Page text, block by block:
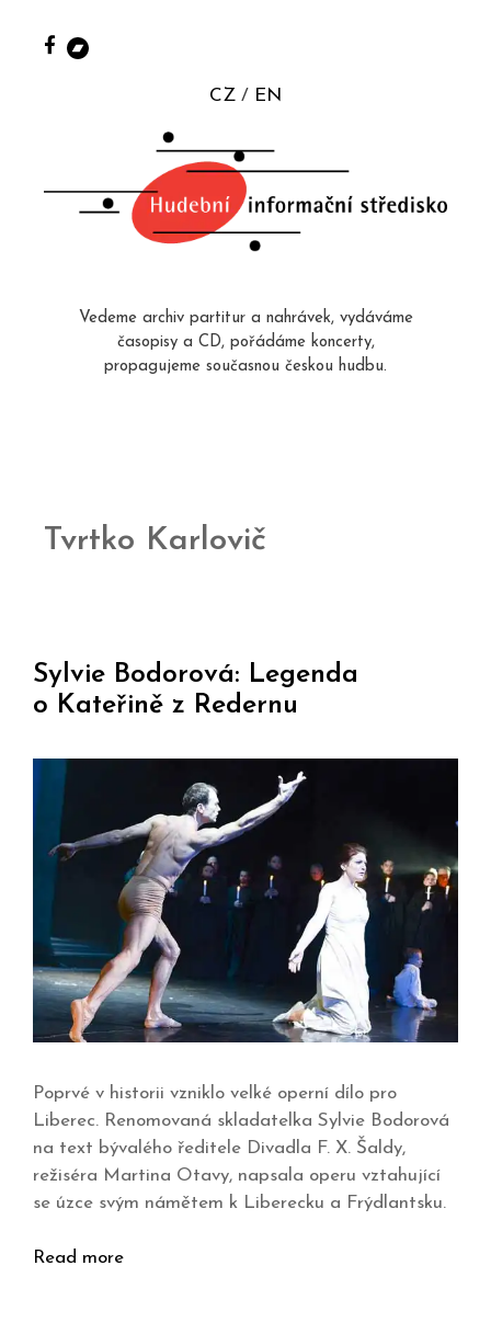
CZ EN
Vedeme archiv partitur a nahrávek, vydáváme
časopisy a CD, pořádáme koncerty,
propagujeme současnou českou hudbu.
Tvrtko Karlovič
Sylvie Bodorová: Legenda
o Kateřině z Redernu
Poprvé v historii vzniklo velké operní dílo pro
Liberec. Renomovaná skladatelka Sylvie Bodorová
na text bývalého ředitele Divadla F. X. Šaldy,
režiséra Martina Otavy, napsala operu vztahující
se úzce svým námětem k Liberecku a Frýdlantsku.
Read more